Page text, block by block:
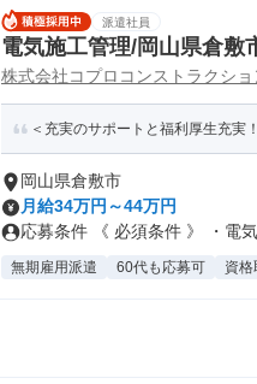
派遣社員
電気施工管理/岡山県倉敷
株式会社コプロコンストラクシ
＜充実のサポートと福利厚生充
岡山県倉敷市
月給34万円～44万円
応募条件 《 必須条件 》 ・電
無期雇用派遣 60代も応募可 資格